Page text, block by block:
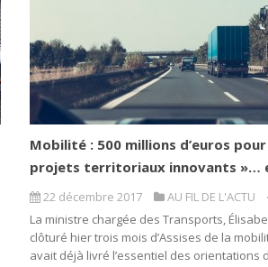
Mobilité : 500 millions d’euros
projets territoriaux innovants »…
22 décembre 2017 AU FIL DE L'ACTU
La ministre chargée des Transports,
clôturé hier trois mois d’Assises de la
avait déjà livré l’essentiel des orientations